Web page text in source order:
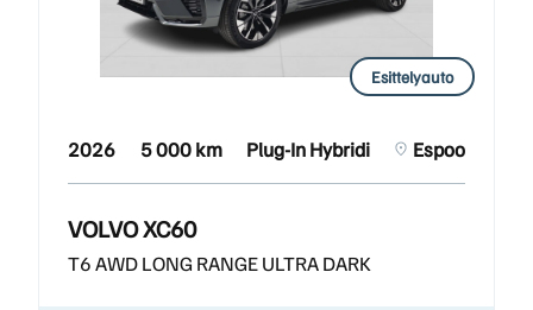
Esittelyauto
2026 5 000 km Plug-In Hybridi Espoo
VOLVO XC60
T6 AWD LONG RANGE ULTRA DARK